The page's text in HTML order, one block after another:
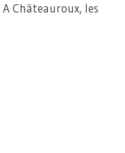
A Châteauroux, les